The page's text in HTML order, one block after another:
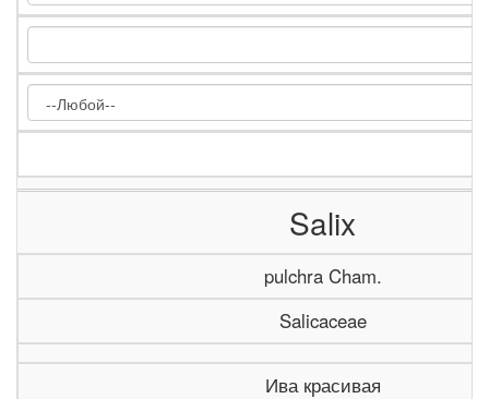
Salix
pulchra Cham.
Salicaceae
Ива красивая